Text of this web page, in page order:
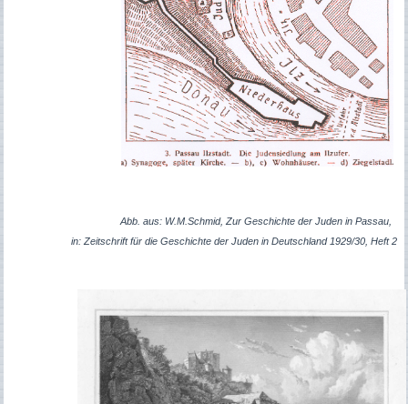
Abb. aus: W.M.Schmid, Zur Geschichte der Juden in Passau,
in: Zeitschrift für die Geschichte der Juden in Deutschland 1929/30, Heft 2